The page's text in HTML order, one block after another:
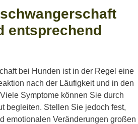
entsprechend
bei Hunden ist in der Regel eine
nach der Läufigkeit und in den
Symptome können Sie durch
begleiten. Stellen Sie jedoch fest,
emotionalen Veränderungen großen